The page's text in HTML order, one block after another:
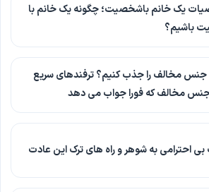
یک خانم باشخصیت؛ چگونه یک خانم با
باشیم؟
جنس مخالف را جذب کنیم؟ ترفندهای سریع
مخالف که فورا جواب می دهد
احترامی به شوهر و راه های ترک این عادت